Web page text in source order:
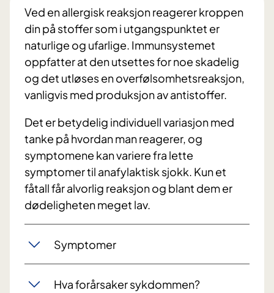
Ved en allergisk reaksjon reagerer kroppen
din på stoffer som i utgangspunktet er
naturlige og ufarlige. Immunsystemet
oppfatter at den utsettes for noe skadelig
og det utløses en overfølsomhetsreaksjon,
vanligvis med produksjon av antistoffer.
Det er betydelig individuell variasjon med
tanke på hvordan man reagerer, og
symptomene kan variere fra lette
symptomer til anafylaktisk sjokk. Kun et
fåtall får alvorlig reaksjon og blant dem er
dødeligheten meget lav.
Symptomer
Hva forårsaker sykdommen?